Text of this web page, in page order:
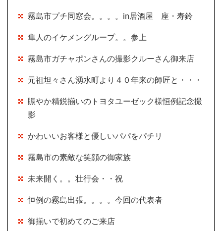
霧島市プチ同窓会。。。。in居酒屋 座・寿鈴
隼人のイケメングループ。。参上
霧島市ガチャポンさんの撮影クルーさん御来店
元祖坦々さん湧水町より４０年来の師匠と・・・
賑やか精鋭揃いのトヨタユーゼック様恒例記念撮
影
かわいいお客様と優しいパパをパチリ
霧島市の素敵な笑顔の御家族
未来開く。。壮行会・・祝
恒例の霧島出張。。。。今回の代表者
御揃いで初めてのご来店